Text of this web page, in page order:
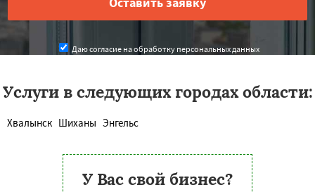
Даю согласие на обработку персональных данных
Услуги в следующих городах области:
Хвалынск Шиханы Энгельс
У Вас свой бизнес?